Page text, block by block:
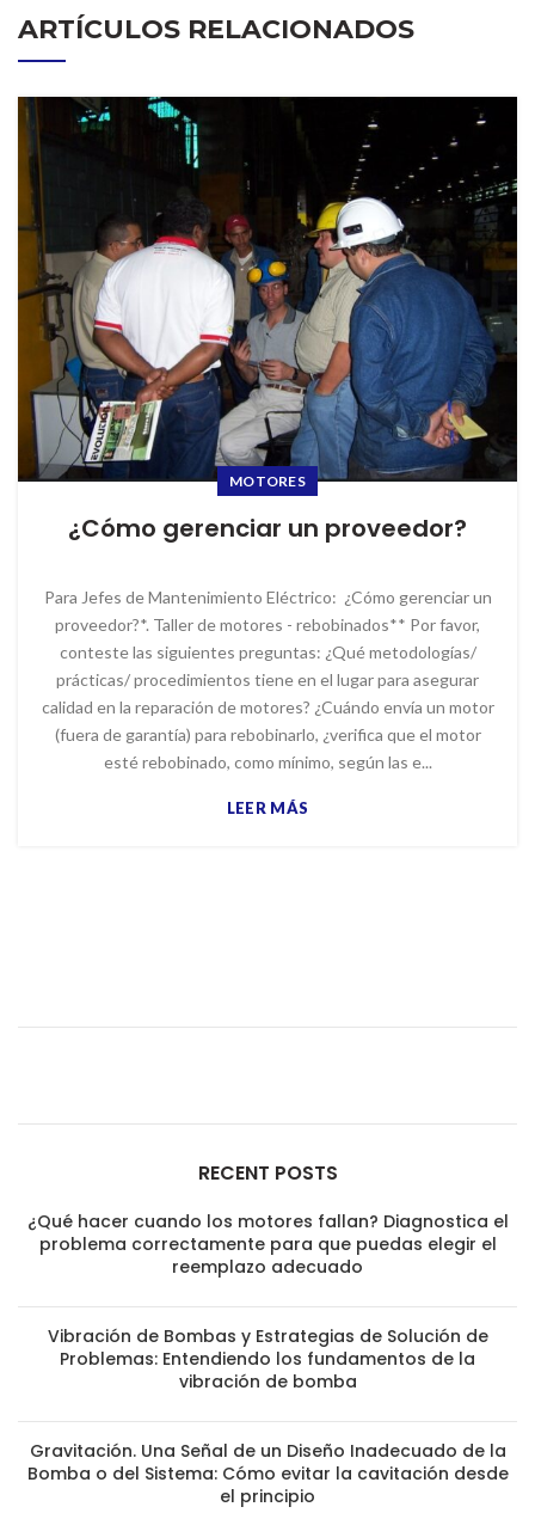
ARTÍCULOS RELACIONADOS
MOTORES
¿Cómo gerenciar un proveedor?
Para Jefes de Mantenimiento Eléctrico: ¿Cómo gerenciar un
proveedor?*. Taller de motores - rebobinados** Por favor,
conteste las siguientes preguntas: ¿Qué metodologías/
prácticas/ procedimientos tiene en el lugar para asegurar
calidad en la reparación de motores? ¿Cuándo envía un motor
(fuera de garantía) para rebobinarlo, ¿verifica que el motor
esté rebobinado, como mínimo, según las e...
LEER MÁS
RECENT POSTS
¿Qué hacer cuando los motores fallan? Diagnostica el
problema correctamente para que puedas elegir el
reemplazo adecuado
Vibración de Bombas y Estrategias de Solución de
Problemas: Entendiendo los fundamentos de la
vibración de bomba
Gravitación. Una Señal de un Diseño Inadecuado de la
Bomba o del Sistema: Cómo evitar la cavitación desde
el principio